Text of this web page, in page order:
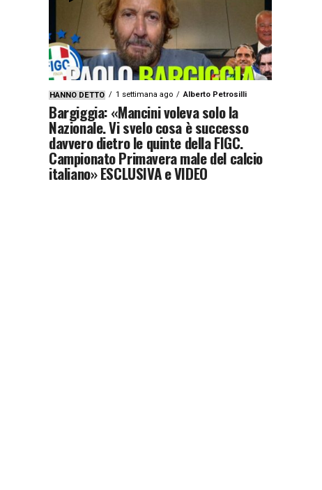
HANNO DETTO 1 settimana ago Alberto Petrosilli
Bargiggia: «Mancini voleva solo la
Nazionale. Vi svelo cosa è successo
davvero dietro le quinte della FIGC.
Campionato Primavera male del calcio
italiano» ESCLUSIVA e VIDEO